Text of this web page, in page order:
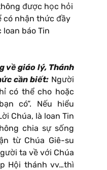
được học hỏi
có nhận thức đầy
báo Tin
về giáo lý, Thánh
cần biết:Người
có thể cho hoặc
có”. Nếu hiểu
Chúa, là loan Tin
chia sự sống
từ Chúa Giê-su
ta về với Chúa
Hội thánh vv…thì